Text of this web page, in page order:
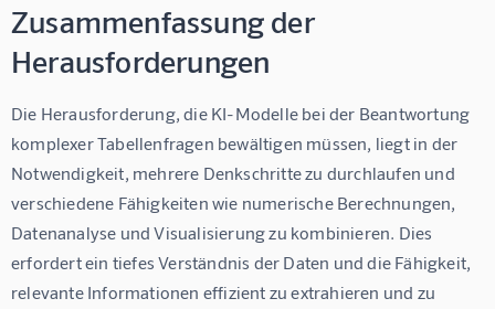
Zusammenfassung der
Herausforderungen
Die Herausforderung, die KI-Modelle bei der Beantwortung
komplexer Tabellenfragen bewältigen müssen, liegt in der
Notwendigkeit, mehrere Denkschritte zu durchlaufen und
verschiedene Fähigkeiten wie numerische Berechnungen,
Datenanalyse und Visualisierung zu kombinieren. Dies
erfordert ein tiefes Verständnis der Daten und die Fähigkeit,
relevante Informationen effizient zu extrahieren und zu